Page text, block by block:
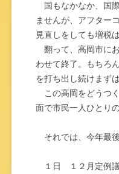
国もなかなか、国
ませんが、アフター
見直しをしても増税
翻って、高岡市に
わせて終了。もちろ
を打ち出し続けまず
この高岡をどうつ
面で市民一人ひとり
それでは、今年最後
１日 １２月定例議